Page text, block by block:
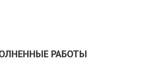
РАБОТЫ